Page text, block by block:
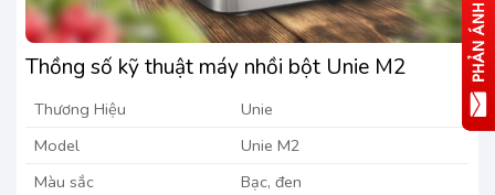
Thồng số kỹ thuật máy nhồi bột Unie M2
Thương Hiệu
Unie
Model
Unie M2
Màu sắc
Bạc, đen